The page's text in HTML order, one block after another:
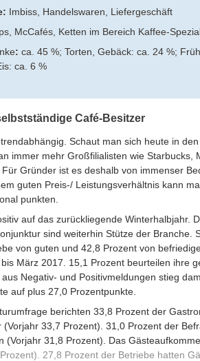
Imbiss, Handelswaren, Liefergeschäft
McCafés, Ketten im Bereich Kaffee-
: ca. 45 %; Torten, Gebäck: ca. 24 %;
ca. 6 %
Café-Besitzer
Schaut man sich heute in
immer mehr Großfilialisten wie Starbucks,
Gründer ist es deshalb von immenser
guten Preis-/ Leistungsverhältnis kann
punkten.
auf das zurückliegende Winterhalbjahr.
sind weiterhin Stütze der Branche.
von guten und 42,8 Prozent von
März 2017. 15,1 Prozent beurteilen ihre
Negativ- und Positivmeldungen stieg
auf plus 27,0 Prozentpunkte.
berichten 33,8 Prozent der
33,7 Prozent). 31,0 Prozent der
(Vorjahr 31,8 Prozent). Das
27,8 Prozent der Betriebe hatten